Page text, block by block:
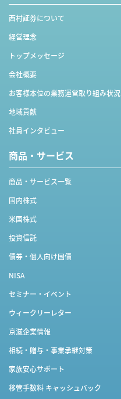
西村証券について
経営理念
トップメッセージ
会社概要
お客様本位の業務運営取り組み状況
地域貢献
社員インタビュー
商品・サービス
商品・サービス一覧
国内株式
米国株式
投資信託
債券・個人向け国債
NISA
セミナー・イベント
ウィークリーレター
京滋企業情報
相続・贈与・事業承継対策
家族安心サポート
移管手数料 キャッシュバック